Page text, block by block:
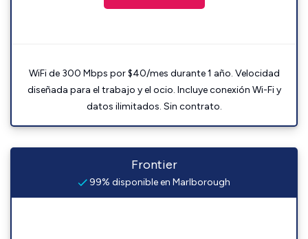
WiFi de 300 Mbps por $40/mes durante 1 año. Velocidad
diseñada para el trabajo y el ocio. Incluye conexión Wi-Fi y
datos ilimitados. Sin contrato.
Frontier
99% disponible en Marlborough